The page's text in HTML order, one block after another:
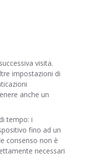
visita.
impostazioni di
anche un
tempo: i
fino ad un
consenso non è
necessari